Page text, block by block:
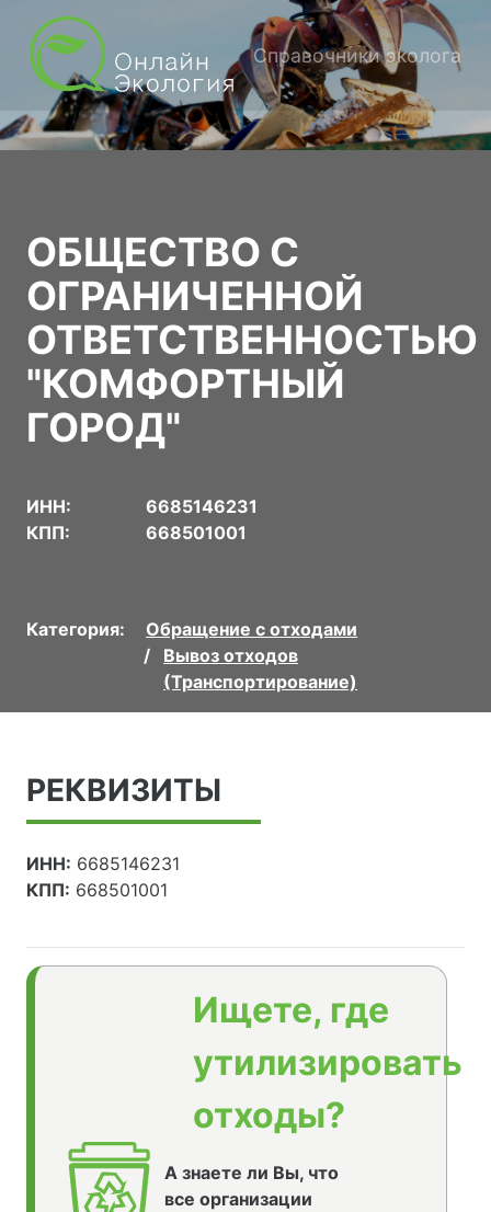
Справочники эколога
ОБЩЕСТВО С
ОГРАНИЧЕННОЙ
ОТВЕТСТВЕННОСТЬЮ
"КОМФОРТНЫЙ
ГОРОД"
ИНН:
6685146231
КПП:
668501001
Категория:
Обращение с отходами
Вывоз отходов
(Транспортирование)
РЕКВИЗИТЫ
ИНН: 6685146231
КПП: 668501001
Ищете, где
утилизировать
отходы?
А знаете ли Вы, что
все организации